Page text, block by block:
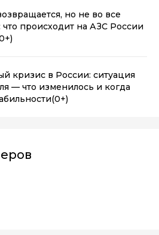
но не во все
что происходит на АЗС России
кризис в России: ситуация
— что изменилось и когда
(0+)